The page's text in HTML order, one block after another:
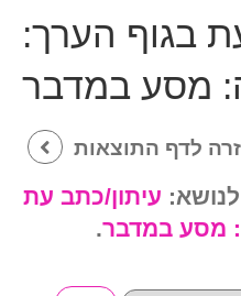
בגוף הערך:
מסע במדבר
לדף התוצאות
עיתון/כתב עת
מסע במדבר.